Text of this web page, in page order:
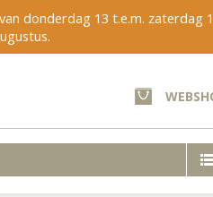
donderdag 13 t.e.m. zaterdag